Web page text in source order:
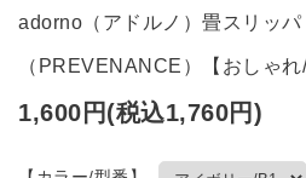
adorno（アドルノ）畳スリッパ
（PREVENANCE）【おしゃれ/
1,600円(税込1,760円)